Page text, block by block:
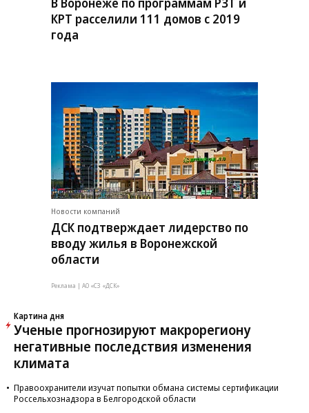
КРТ расселили 111 домов с 2019
года
Новости компаний
ДСК подтверждает лидерство по
вводу жилья в Воронежской
области
Реклама | АО «СЗ «ДСК»
Картина дня
Ученые прогнозируют макрорегиону
негативные последствия изменения
климата
Правоохранители изучат попытки обмана системы сертификации
Россельхознадзора в Белгородской области